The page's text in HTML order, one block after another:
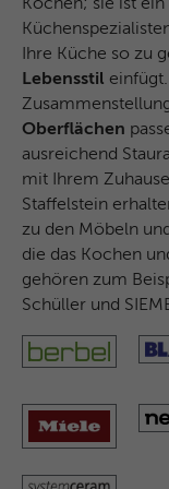
Kochen; sie ist
Ihre Küche so zu
Lebensstil
Oberflächen
ausreichend
mit Ihrem
Staffelstein
zu den Möbeln
die das Kochen
gehören zum
Schüller und
Name
Anbieter
Zweck
Name
Anbieter
Zweck